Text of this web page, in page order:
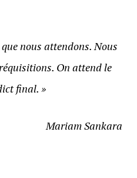
nous attendons. Nous
On attend le
final. »
Mariam Sankara